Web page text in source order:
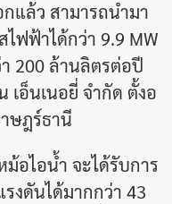
แล้ว สามารถนำมา
ไฟฟ้าได้กว่า 9.9 MW
200 ล้านลิตรต่อปี
เอ็นเนอยี่ จำกัด ตั้งอ
ษฎร์ธานี
อน้ำ จะได้รับการ
งดันได้มากกว่า 43